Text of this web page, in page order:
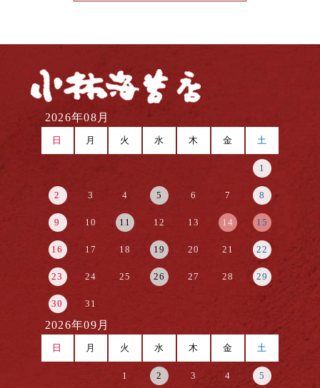
2026年08月
日 月 火 水 木 金 土
1
2 3 4 5 6 7 8
9 10 11 12 13 14 15
16 17 18 19 20 21 22
23 24 25 26 27 28 29
30 31
2026年09月
日 月 火 水 木 金 土
1 2 3 4 5